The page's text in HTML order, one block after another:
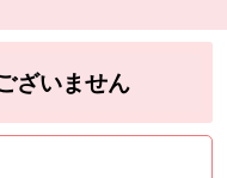
ざいません